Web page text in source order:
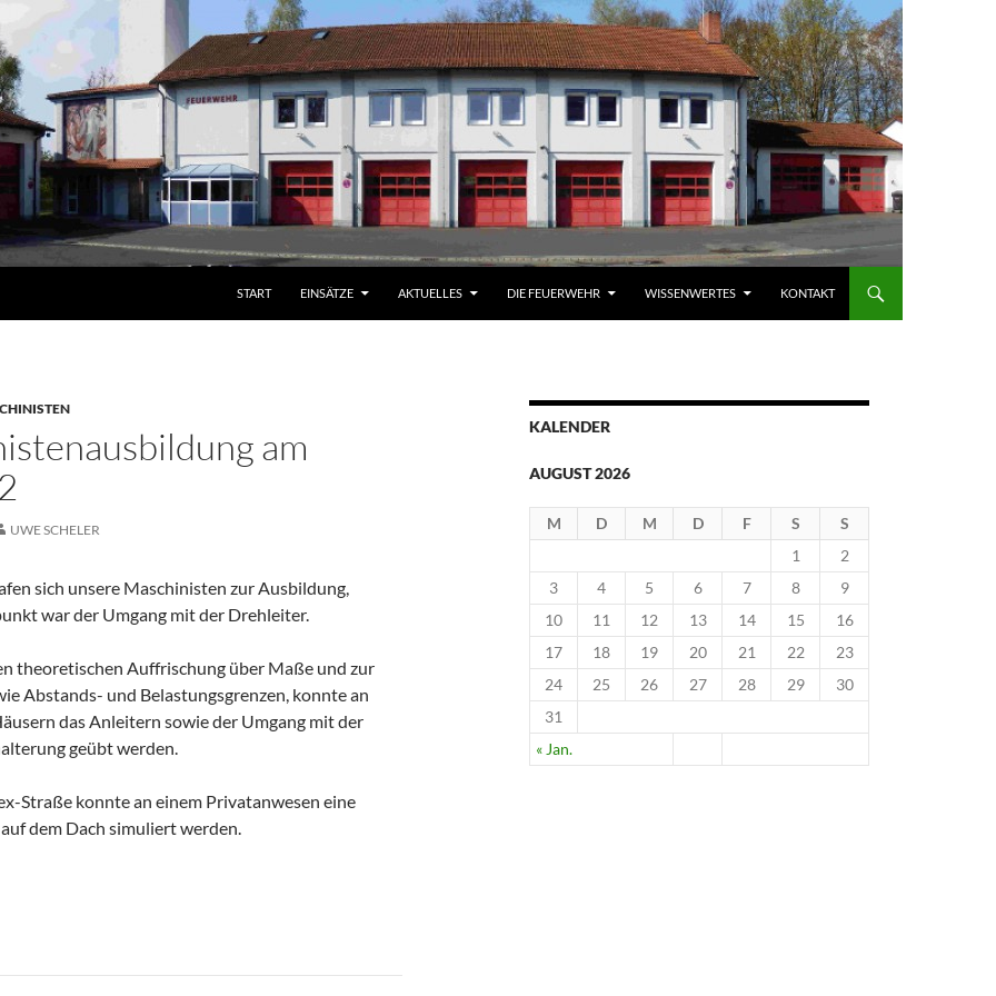
START EINSÄTZE AKTUELLES DIE FEUERWEHR WISSENWERTES KONTAKT
am
UWE SCHELER
sich unsere Maschinisten zur Ausbildung,
war der Umgang mit der Drehleiter.
theoretischen Auffrischung über Maße und zur
Abstands- und Belastungsgrenzen, konnte an
das Anleitern sowie der Umgang mit der
geübt werden.
Straße konnte an einem Privatanwesen eine
dem Dach simuliert werden.
KALENDER
AUGUST 2026
M D M D F S S
« Jan.
1
2
3
4 5 6 7 8
9
10
11 12 13 14 15
16
17
18 19 20 21 22
23
24
25 26 27 28 29
30
31